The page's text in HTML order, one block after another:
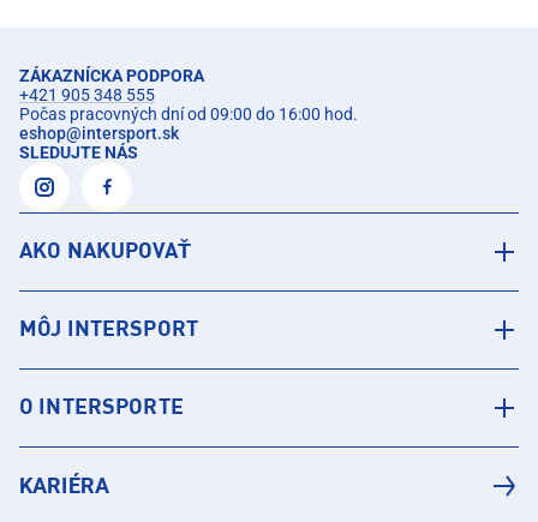
ZÁKAZNÍCKA PODPORA
+421 905 348 555
Počas pracovných dní od 09:00 do 16:00 hod.
eshop@intersport.sk
SLEDUJTE NÁS
AKO NAKUPOVAŤ
MÔJ INTERSPORT
O INTERSPORTE
KARIÉRA